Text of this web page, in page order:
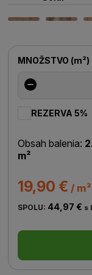
MNOŽSTVO (m²)
REZERVA 5%
Obsah balenia:
m²
19,90 € /
SPOLU: 44,97 € s